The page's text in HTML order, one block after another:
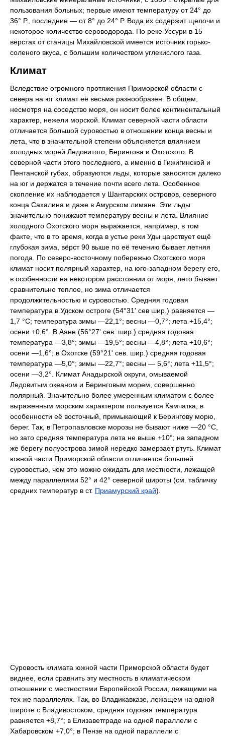
пользования больных; первые имеют температуру от 24° до
36° Р., последние — от 8° до 24° Р. Вода их содержит щелочи и
некоторое количество сероводорода. По реке Уссури в 15
верстах от станицы Михайловской имеется источник горько-
соленого вкуса, с большим количеством углекислого газа.
Климат
Вследствие огромного протяжения Приморской области с
севера на юг климат её весьма разнообразен. В общем,
несмотря на соседство моря, он носит более континентальный
характер, нежели морской. Климат северной части области
отличается большой суровостью в отношении конца весны и
лета, что в значительной степени объясняется влиянием
холодных морей Ледовитого, Берингова и Охотского. В
северной части этого последнего, а именно в Гижигинской и
Пентанской губах, образуются льды, которые заносятся далеко
на юг и держатся в течение почти всего лета. Особенное
скопление их наблюдается у Шантарских островов, северного
конца Сахалина и даже в Амурском лимане. Эти льды
значительно понижают температуру весны и лета. Влияние
холодного Охотского моря выражается, например, в том
факте, что в то время, когда в устье реки Уды царствует ещё
глубокая зима, вёрст 90 выше по её течению бывает летняя
погода. По северо-восточному побережью Охотского моря
климат носит полярный характер, на юго-западном берегу его,
в особенности на некотором расстоянии от моря, лето бывает
сравнительно теплое, но зима отличается
продолжительностью и суровостью. Средняя годовая
температура в Удском остроге (54°31' сев шир.) равняется —
1,7 °C; температура зимы —22,1°; весны —0,7°; лета +15,4°;
осени +0,6°. В Аяне (56°27' сев. шир.) средняя годовая
температура —3,8°; зимы —19,5°; весны —4,8°; лета +10,6°;
осени —1,6°; в Охотске (59°21' сев. шир.) средняя годовая
температура —5,0°; зимы —22,7°; весны — 5,6°; лета +11,5°;
осени —3,2°. Климат Анадырской округи, омываемой
Ледовитым океаном и Беринговым морем, совершенно
полярный. Значительно более умеренным климатом с более
выраженным морским характером пользуется Камчатка, в
особенности её восточный, примыкающий к Берингову морю,
берег. Так, в Петропавловске морозы не бывают ниже —20 °C,
но зато средняя температура лета не выше +10°; на западном
же берегу полуострова зимой нередко замерзает ртуть. Климат
южной части Приморской области отличается большей
суровостью, чем это можно ожидать для местности, лежащей
между параллелями 52° и 42° северной широты (см. табличку
средних температур в ст. Приамурский край).
Суровость климата южной части Приморской области будет
виднее, если сравнить эту местность в климатическом
отношении с местностями Европейской России, лежащими на
тех же параллелях. Так, во Владикавказе, лежащем на одной
широте с Владивостоком, средняя годовая температура
равняется +8,7°; в Елизаветграде на одной параллели с
Хабаровском +7,0°; в Пензе на одной параллели с